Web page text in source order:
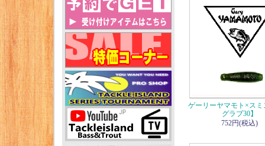
ゲーリーヤマモト×スミ
グラブ30】
752円(税込)